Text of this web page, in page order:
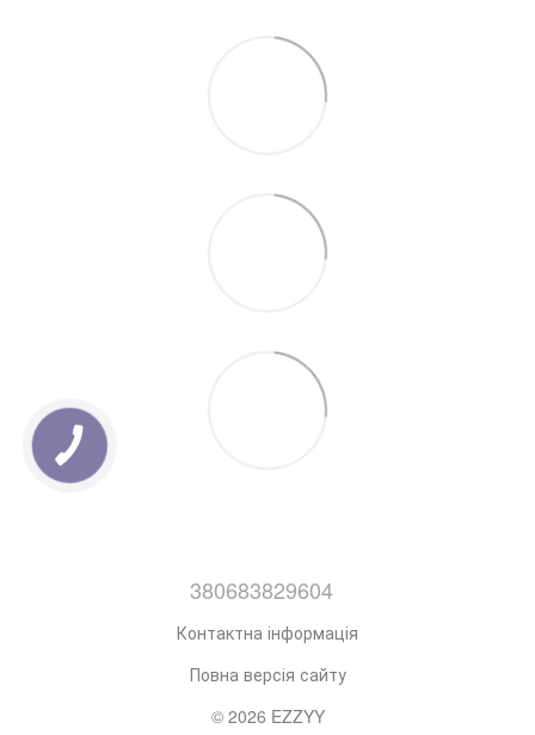
380683829604
Контактна інформація
Повна версія сайту
© 2026 EZZYY